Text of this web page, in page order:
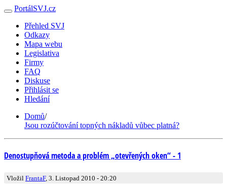
PortálSVJ.cz
Přehled SVJ
Odkazy
Mapa webu
Legislativa
Firmy
FAQ
Diskuse
Přihlásit se
Hledání
Domů/
Jsou rozúčtování topných nákladů vůbec platná?
Denostupňová metoda a problém „otevřených oken“ - 1
Vložil FrantaF, 3. Listopad 2010 - 20:20